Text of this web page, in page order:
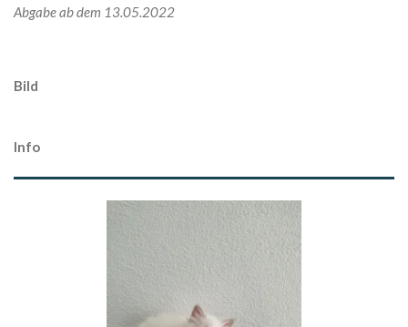
Abgabe ab dem 13.05.2022
Bild
Info